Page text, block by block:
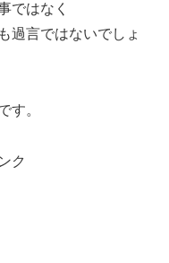
ではなく
過言ではないでしょ
す。
ク